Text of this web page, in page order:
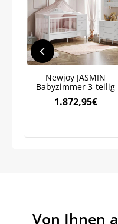
Newjoy JASMIN
Babyzimmer 3-teilig
1.872,95€
Von Ihnen
Bleiben Sie auf
Neuigkeiten
Weitere Informationen
Marketingkommunikation